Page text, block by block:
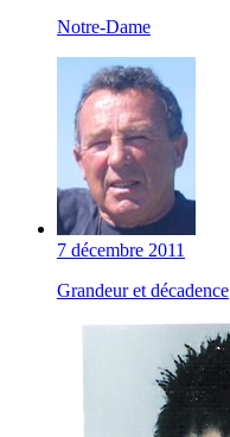
Notre-Dame
7 décembre 2011
Grandeur et décadence